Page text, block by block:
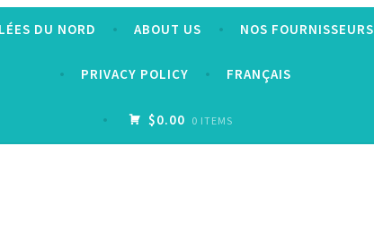
DU NORD ABOUT US NOS FOURNISSEURS
PRIVACY POLICY FRANÇAIS
$0.00 0 ITEMS